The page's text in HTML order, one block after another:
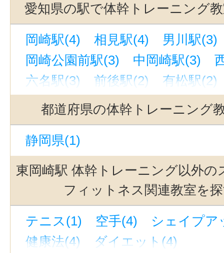
愛知県の駅で体幹トレーニング
岡崎駅(4) 相見駅(4)
男川駅(3)
岡崎公園前駅(3)
中岡崎駅(3)
六名駅(3)
前後駅(2)
有松駅(2)
御器所駅(2)
豊橋駅(2)
中京競
名電山中駅(2)
星ヶ丘駅(愛知)(2)
東別院駅(2)
荒畑駅(2)
美合駅(2)
上社駅(2)
名古屋駅(2)
本郷駅(愛知)(2)
名鉄名古屋駅(2)
南栄駅(2)
鶴
吉良吉田駅(1)
南大高駅(1)
浄
芦原駅(1)
国際センター駅(1)
都道府県の体幹トレーニング
静岡県(1)
東岡崎駅 体幹トレーニング以外の
フィットネス関連教室を
テニス(1) 空手(4)
シェイプア
健康法(4)
ダイエット(4)